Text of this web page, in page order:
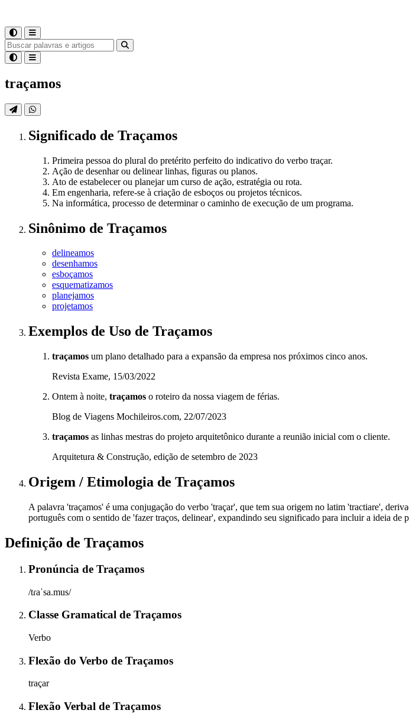
traçamos
Significado de Traçamos
Primeira pessoa do plural do pretérito perfeito do indicativo do verbo traçar.
Ação de desenhar ou delinear linhas, figuras ou planos.
Ato de estabelecer ou planejar um curso de ação, estratégia ou rota.
Em engenharia, refere-se à criação de esboços ou projetos técnicos.
Na informática, processo de determinar o caminho de execução de um programa.
Sinônimo de Traçamos
delineamos
desenhamos
esboçamos
esquematizamos
planejamos
projetamos
Exemplos de Uso de Traçamos
traçamos um plano detalhado para a expansão da empresa nos próximos cinco anos.
Revista Exame, 15/03/2022
Ontem à noite, traçamos o roteiro da nossa viagem de férias.
Blog de Viagens Mochileiros.com, 22/07/2023
traçamos as linhas mestras do projeto arquitetônico durante a reunião inicial com o cliente.
Arquitetura & Construção, edição de setembro de 2023
Origem / Etimologia de Traçamos
A palavra 'traçamos' é uma conjugação do verbo 'traçar', que tem sua origem no latim 'tractiare',
português com o sentido de 'fazer traços, delinear', expandindo seu significado para incluir a ideia de
Definição de Traçamos
Pronúncia de Traçamos
/tɾaˈsa.mus/
Classe Gramatical de Traçamos
Verbo
Flexão do Verbo de Traçamos
traçar
Flexão Verbal de Traçamos